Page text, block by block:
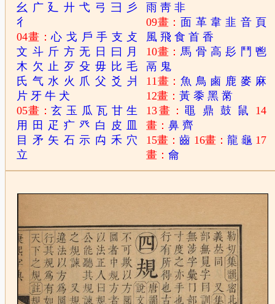
幺 广 廴 廾 弋 弓 彐
彡
彳
04畫：心 戈 戶 手 支 攴
文 斗 斤 方 无 日 曰 月
木 欠 止 歹 殳 毋 比 毛
氏 气 水 火 爪 父 爻 爿
片 牙 牛 犬
05畫：玄 玉 瓜 瓦 甘 生
用
田 疋 疒 癶 白 皮
目
矛 矢 石 示 禸 禾 穴
立
雨 靑 非
09畫： 面 革 韋 韭 音 頁
風 飛 食 首 香
10畫：馬 骨 高 髟 鬥 鬯
鬲 鬼
11畫：魚 鳥 鹵 鹿 麥 麻
12畫：黃 黍 黑 黹
13畫： 黽 鼎 鼓 鼠
14
畫：鼻 齊
15畫：齒 16畫： 龍 龜 17
畫：龠